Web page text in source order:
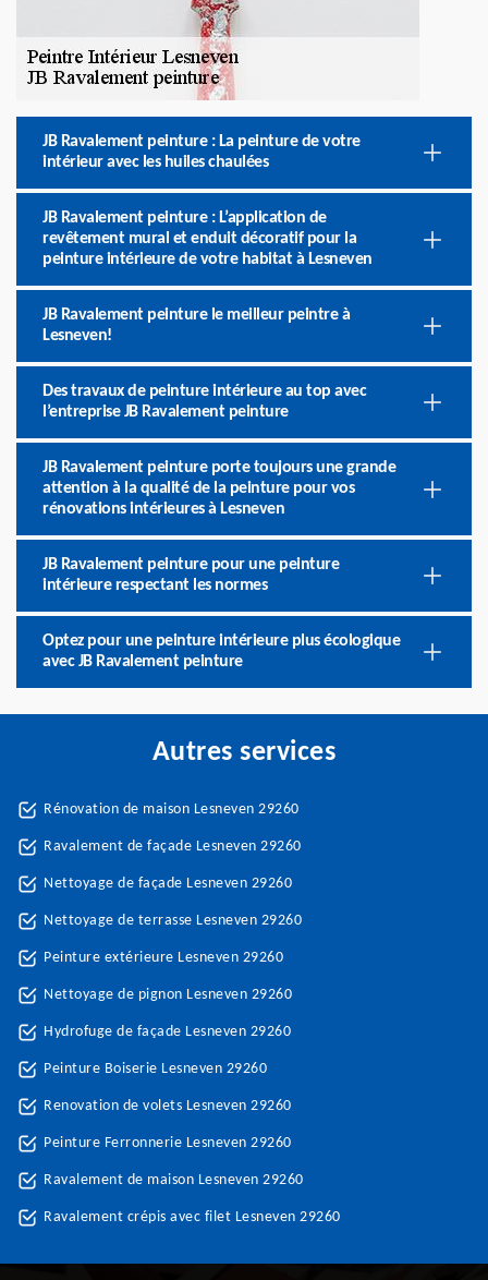
JB Ravalement peinture : La peinture de votre
intérieur avec les huiles chaulées
JB Ravalement peinture : L’application de
revêtement mural et enduit décoratif pour la
peinture intérieure de votre habitat à Lesneven
JB Ravalement peinture le meilleur peintre à
Lesneven!
Des travaux de peinture intérieure au top avec
l’entreprise JB Ravalement peinture
JB Ravalement peinture porte toujours une grande
attention à la qualité de la peinture pour vos
rénovations intérieures à Lesneven
JB Ravalement peinture pour une peinture
intérieure respectant les normes
Optez pour une peinture intérieure plus écologique
avec JB Ravalement peinture
Autres services
Rénovation de maison Lesneven 29260
Ravalement de façade Lesneven 29260
Nettoyage de façade Lesneven 29260
Nettoyage de terrasse Lesneven 29260
Peinture extérieure Lesneven 29260
Nettoyage de pignon Lesneven 29260
Hydrofuge de façade Lesneven 29260
Peinture Boiserie Lesneven 29260
Renovation de volets Lesneven 29260
Peinture Ferronnerie Lesneven 29260
Ravalement de maison Lesneven 29260
Ravalement crépis avec filet Lesneven 29260